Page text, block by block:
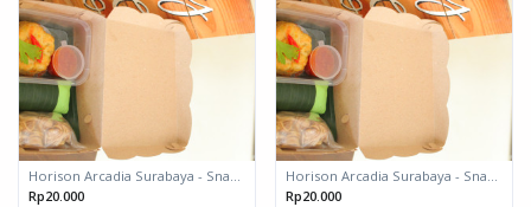
Horison Arcadia Surabaya - Snack Box 1
Rp20.000
Horison Arcadia Surabaya - Snack Box 1
Rp20.000